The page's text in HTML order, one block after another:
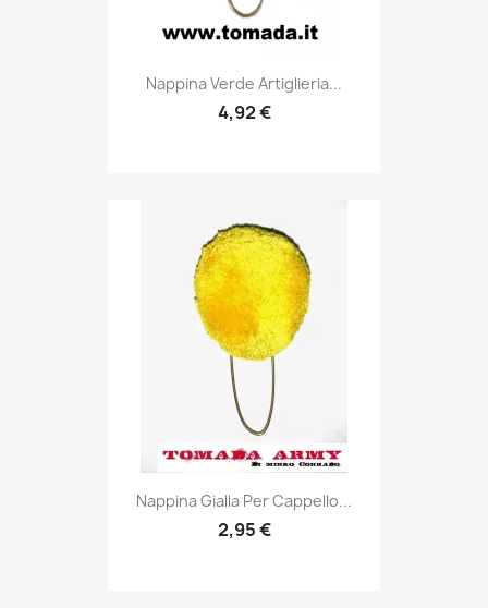
Anteprima
Nappina Verde Artiglieria...
4,92 €
Anteprima
Nappina Gialla Per Cappello...
2,95 €